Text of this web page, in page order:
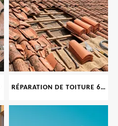
RÉPARATION DE TOITURE 69 RHONE, TUILES CASSÉES OU ABIMÉES